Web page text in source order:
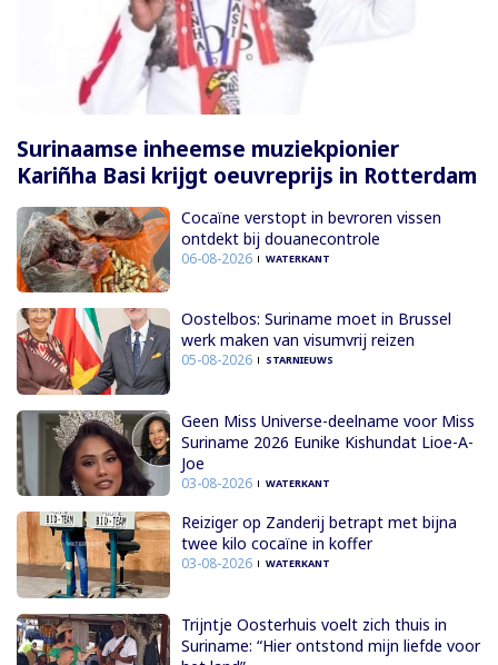
Surinaamse inheemse muziekpionier
Kariñha Basi krijgt oeuvreprijs in Rotterdam
Cocaïne verstopt in bevroren vissen
ontdekt bij douanecontrole
06-08-2026 WATERKANT
Oostelbos: Suriname moet in Brussel
werk maken van visumvrij reizen
05-08-2026 STARNIEUWS
Geen Miss Universe-deelname voor Miss
Suriname 2026 Eunike Kishundat Lioe-A-
Joe
03-08-2026 WATERKANT
Reiziger op Zanderij betrapt met bijna
twee kilo cocaïne in koffer
03-08-2026 WATERKANT
Trijntje Oosterhuis voelt zich thuis in
Suriname: “Hier ontstond mijn liefde voor